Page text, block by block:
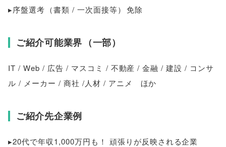
▸序盤選考 （書類 / 一次面接等） 免除
ご紹介可能業界 （一部）
IT / Web / 広告 / マスコミ / 不動産 / 金融 / 建設 / コンサ
ル / メーカー / 商社 /人材 / アニメ ほか
ご紹介先企業例
▸20代で年収1,000万円も！ 頑張りが反映される企業